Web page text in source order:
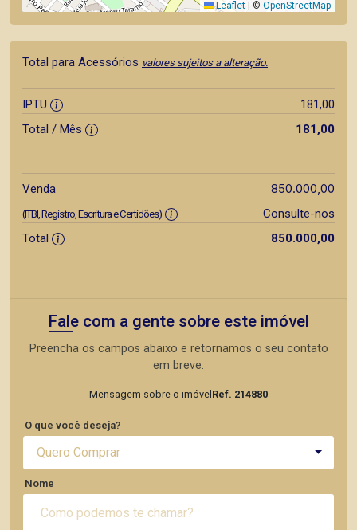
Leaflet © OpenStreetMap
Total para Acessórios valores sujeitos a alteração.
IPTU
181,00
Total / Mês
181,00
Venda 850.000,00
(ITBI, Registro, Escritura e Certidões)
Consulte-nos
Total
850.000,00
Fale com a gente sobre este imóvel
Preencha os campos abaixo e retornamos o seu contato
em breve.
Mensagem sobre o imóvel Ref. 214880
O que você deseja?
Quero Comprar
Nome